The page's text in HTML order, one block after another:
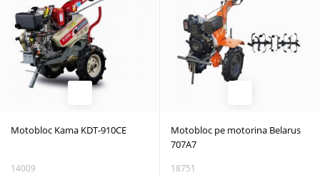
Motobloc Kama KDT-910CE
14009
Motobloc pe motorina Belarus
707A7
18751